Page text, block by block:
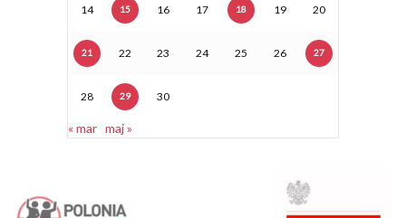
14 15 16 17 18 19 20
21 22 23 24 25 26 27
28 29 30
« mar maj »